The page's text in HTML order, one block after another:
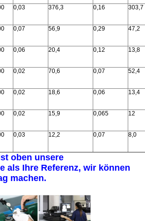
0,03 376,3 0,16 303,7
0,07 56,9 0,29 47,2
0,06 20,4 0,12 13,8
0,02 70,6 0,07 52,4
0,02 18,6 0,06 13,4
0,02 15,9 0,065 12
0,03 12,2 0,07 8,0
oben unsere
als Ihre Referenz, wir können
machen.